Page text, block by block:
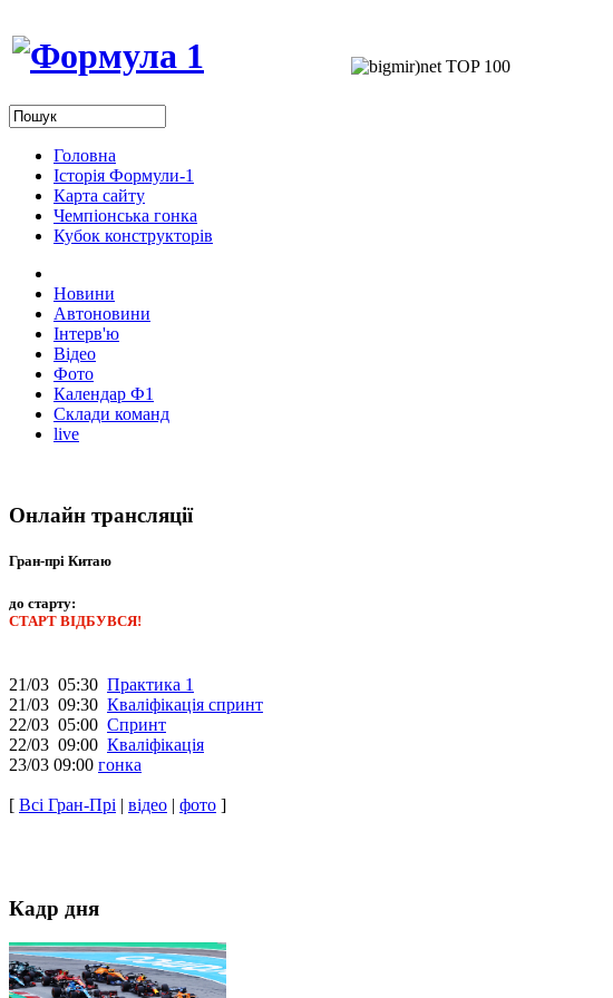
Головна
Історія Формули-1
Карта сайту
Чемпіонська гонка
Кубок конструкторів
Новини
Автоновини
Інтерв'ю
Відео
Фото
Календар Ф1
Склади команд
live
Онлайн трансляції
Гран-прі Китаю
до старту:
СТАРТ ВІДБУВСЯ!
21/03 05:30 Практика 1
21/03 09:30 Кваліфікація спринт
22/03 05:00 Спринт
22/03 09:00 Кваліфікація
23/03 09:00 гонка
[ Всі Гран-Прі | відео | фото ]
Кадр дня